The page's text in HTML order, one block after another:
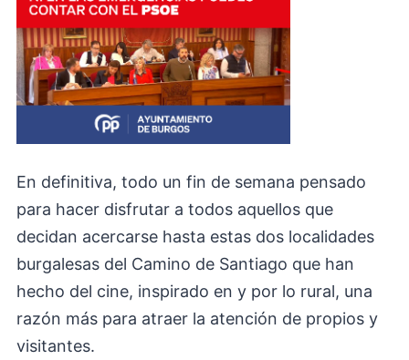
En definitiva, todo un fin de semana pensado
para hacer disfrutar a todos aquellos que
decidan acercarse hasta estas dos localidades
burgalesas del Camino de Santiago que han
hecho del cine, inspirado en y por lo rural, una
razón más para atraer la atención de propios y
visitantes.